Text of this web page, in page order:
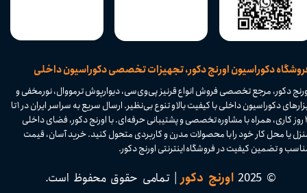
دکوراسیون اورنج دکور، تجهیزات تخصصی دکوراسیون داخلی
دکور، مرجع تخصصی فروش انواع قرنیز پی‌وی‌سی، دیوارپوش ترمووال، نورمخفی و
ابزارهای دکوراسیون داخلی با کیفیت بالا و تنوع بی‌نظیر. ارسال سریع به سراسر ایران در ۱ تا
۴ روز کاری، همراه با مشاوره تخصصی و پشتیبانی حرفه‌ای. با اورنج دکور، فضای داخلی
یا محل کار خود را با محصولات مدرن و کاربردی متحول کنید. خرید آسان، قیمت
و تضمین کیفیت در فروشگاه اینترنتی اورنج دکور.​​​​​​​
© 2025 اورنج دکور| تمامی حقوق محفوظ است.​​​​​​​